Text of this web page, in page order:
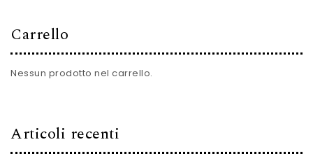
Carrello
Nessun prodotto nel carrello.
Articoli recenti